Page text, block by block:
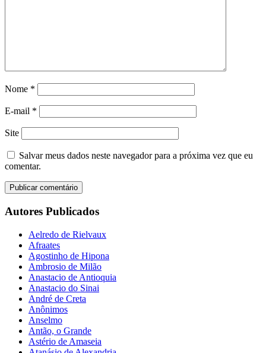
Nome *
E-mail *
Site
Salvar meus dados neste navegador para a próxima vez que eu
comentar.
Autores Publicados
Aelredo de Rielvaux
Afraates
Agostinho de Hipona
Ambrosio de Milão
Anastacio de Antioquia
Anastacio do Sinai
André de Creta
Anônimos
Anselmo
Antão, o Grande
Astério de Amaseia